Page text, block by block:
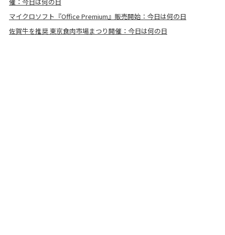
マイクロソフト『Office Premium』販売開始：今日は何の日
佐賀牛を推奨 東京食肉市場まつり開催：今日は何の日